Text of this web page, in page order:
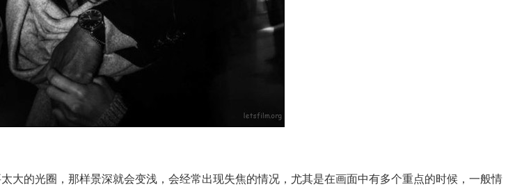
的光圈，那样景深就会变浅，会经常出现失焦的情况，尤其是在画面中有多个重点的时候，一般情